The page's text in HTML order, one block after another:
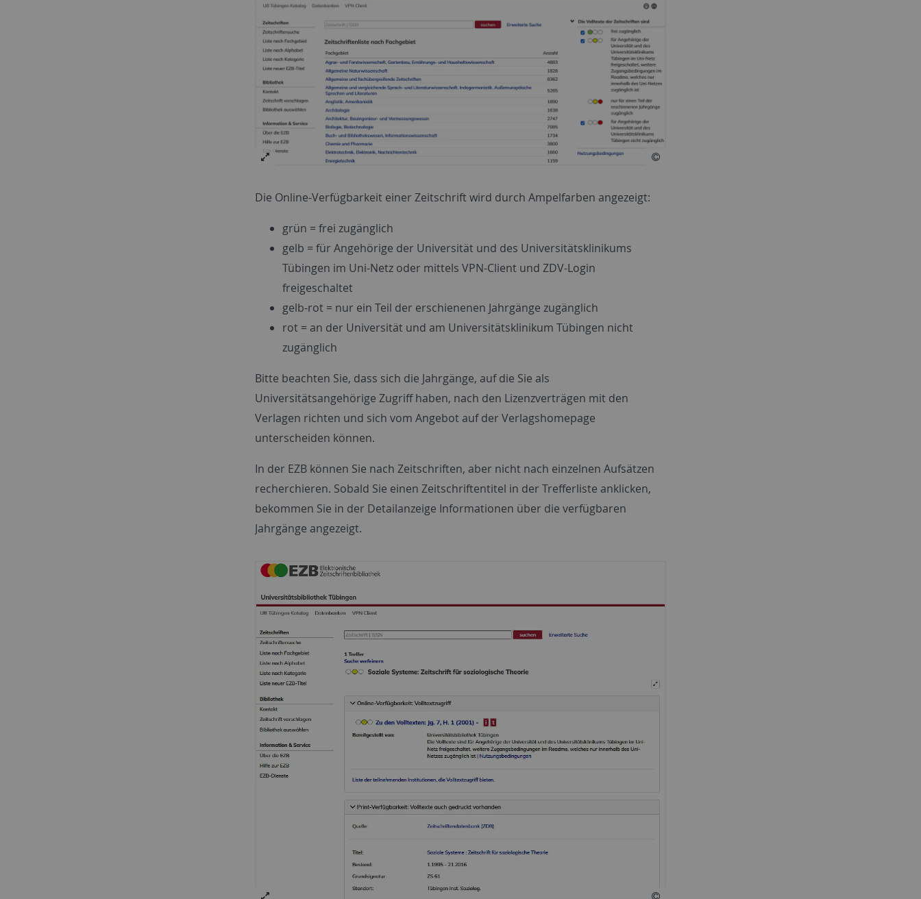
Die Online-Verfügbarkeit einer Zeitschrift wird durch Ampelfarben angezeigt:
grün = frei zugänglich
gelb = für Angehörige der Universität und des Universitätsklinikums
Tübingen im Uni-Netz oder mittels VPN-Client und ZDV-Login
freigeschaltet
gelb-rot = nur ein Teil der erschienenen Jahrgänge zugänglich
rot = an der Universität und am Universitätsklinikum Tübingen nicht
zugänglich
Bitte beachten Sie, dass sich die Jahrgänge, auf die Sie als
Universitätsangehörige Zugriff haben, nach den Lizenzverträgen mit den
Verlagen richten und sich vom Angebot auf der Verlagshomepage
unterscheiden können.
In der EZB können Sie nach Zeitschriften, aber nicht nach einzelnen Aufsätzen
recherchieren. Sobald Sie einen Zeitschriftentitel in der Trefferliste anklicken,
bekommen Sie in der Detailanzeige Informationen über die verfügbaren
Jahrgänge angezeigt.